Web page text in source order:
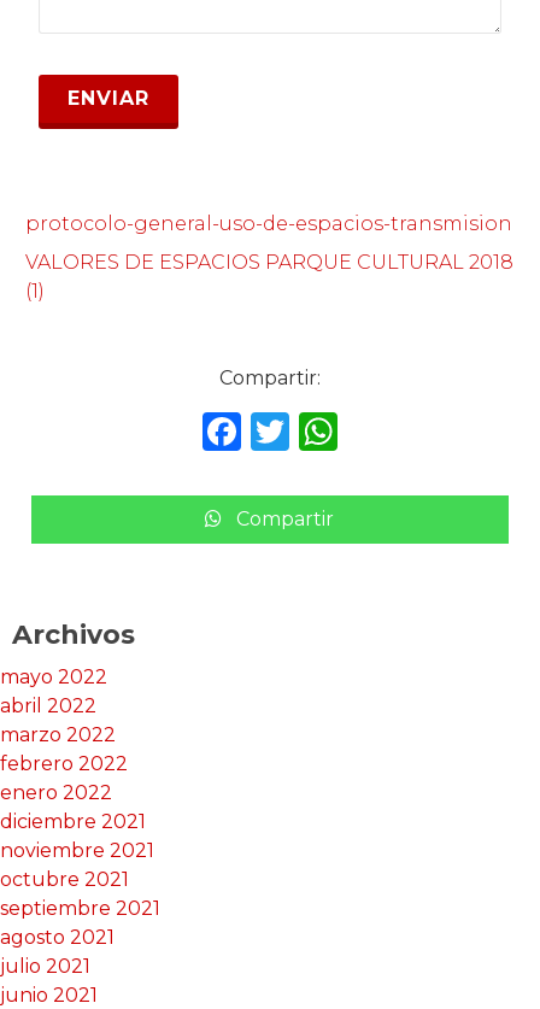
protocolo-general-uso-de-espacios-transmision
VALORES DE ESPACIOS PARQUE CULTURAL 2018
(1)
Compartir:
F
c
e
T
it
te
a
ts
Compartir
Archivos
mayo 2022
abril 2022
marzo 2022
febrero 2022
enero 2022
diciembre 2021
noviembre 2021
octubre 2021
septiembre 2021
agosto 2021
julio 2021
junio 2021